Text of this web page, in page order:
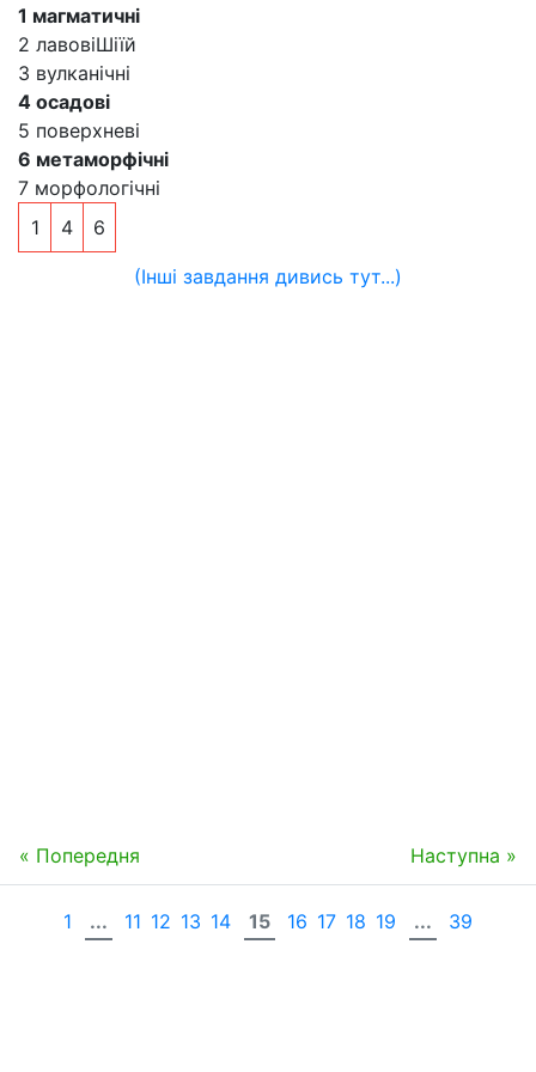
1 магматичні
2 лавовіШіїй
3 вулканічні
4 осадові
5 поверхневі
6 метаморфічні
7 морфологічні
1
4 6
(Інші завдання дивись тут...)
« Попередня Наступна »
1 ... 11 12 13 14 15 16 17 18 19 ... 39